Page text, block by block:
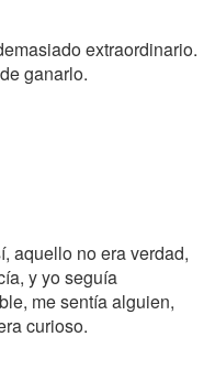
extraordinario.
ganarlo.
aquello no era verdad,
y yo seguía
me sentía alguien,
curioso.